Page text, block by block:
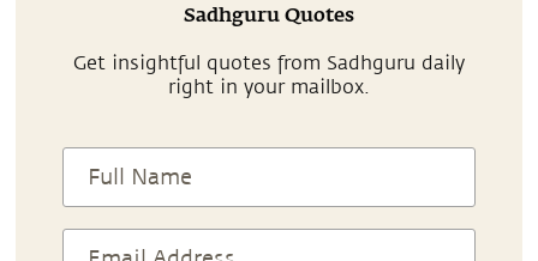
Sadhguru Quotes
Get insightful quotes from Sadhguru daily
right in your mailbox.